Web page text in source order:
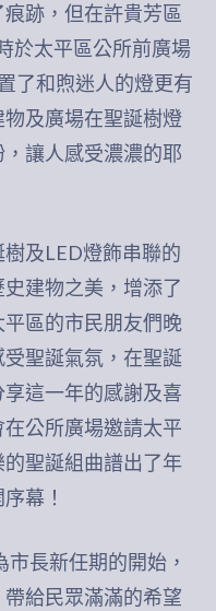
跡，但在許貴芳區
於太平區公所前廣場
了和煦迷人的燈更有
及廣場在聖誕樹燈
讓人感受濃濃的耶
及LED燈飾串聯的
建物之美，增添了
區的市民朋友們晚
受聖誕氣氛，在聖誕
這一年的感謝及喜
公所廣場邀請太平
聖誕組曲譜出了年
幕！
長新任期的開始，
給民眾滿滿的希望